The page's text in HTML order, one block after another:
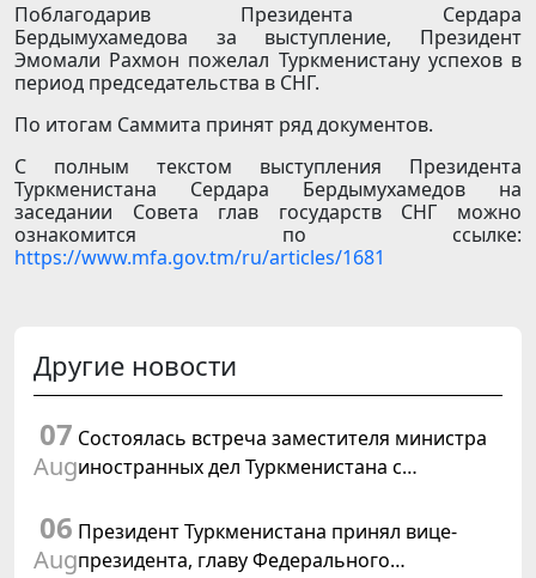
Поблагодарив Президента Сердара
Бердымухамедова за выступление, Президент
Эмомали Рахмон пожелал Туркменистану успехов в
период председательства в СНГ.
По итогам Саммита принят ряд документов.
С полным текстом выступления Президента
Туркменистана Сердара Бердымухамедов на
заседании Совета глав государств СНГ можно
ознакомится по ссылке:
https://www.mfa.gov.tm/ru/articles/1681
Другие новости
07
Aug
Состоялась встреча заместителя министра
иностранных дел Туркменистана с
Туркменистане
06
Aug
Президент Туркменистана принял вице-
президента, главу Федерального